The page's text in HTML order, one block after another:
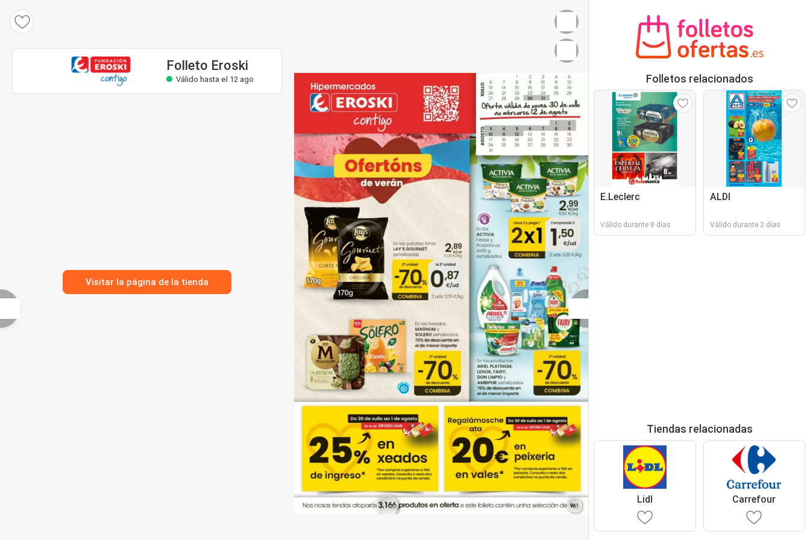
Folleto Eroski
Válido hasta el 12 ago
Visitar la página de la tienda
Folletos relacionados
E.Leclerc
Válido durante 8 días
ALDI
Válido durante 2 días
Tiendas relacionadas
Lidl Carrefour